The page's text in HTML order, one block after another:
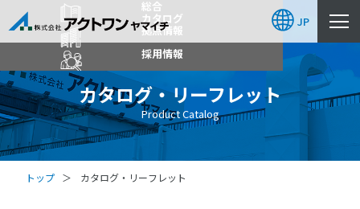
総合
カタログ
拠点情報
採用情報
JP
カタログ・リーフレット
Product Catalog
トップ カタログ・リーフレット